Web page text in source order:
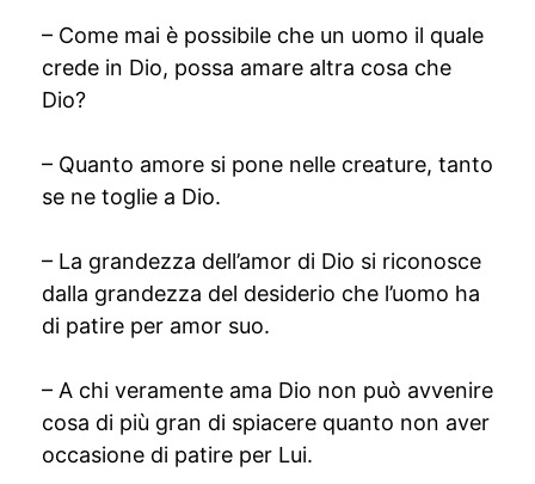
– Come mai è possibile che un uomo il quale
crede in Dio, possa amare altra cosa che
Dio?
– Quanto amore si pone nelle creature, tanto
se ne toglie a Dio.
– La grandezza dell’amor di Dio si riconosce
dalla grandezza del desiderio che l’uomo ha
di patire per amor suo.
– A chi veramente ama Dio non può avvenire
cosa di più gran di spiacere quanto non aver
occasione di patire per Lui.